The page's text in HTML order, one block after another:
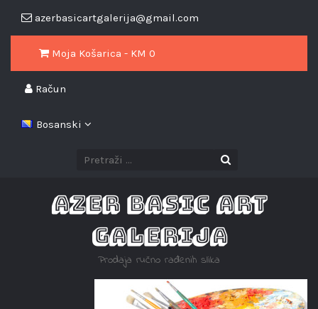
azerbasicartgalerija@gmail.com
Moja Košarica - KM 0
Račun
Bosanski
AZER BASIC ART
GALERIJA
Prodaja ručno rađenih slika